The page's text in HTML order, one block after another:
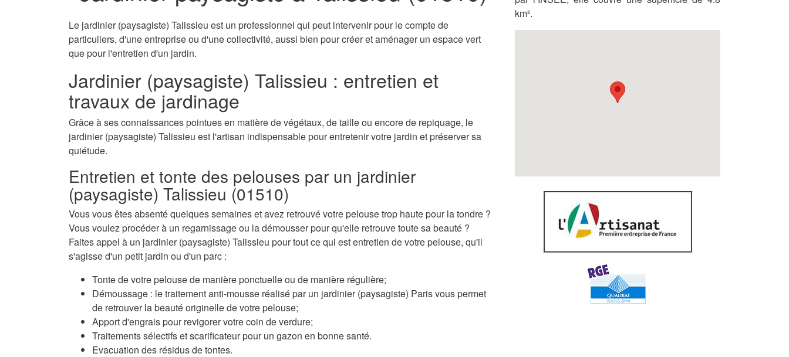
Le jardinier (paysagiste) Talissieu est un professionnel qui peut intervenir pour le compte de
particuliers, d'une entreprise ou d'une collectivité, aussi bien pour créer et aménager un espace vert
que pour l'entretien d'un jardin.
Jardinier (paysagiste) Talissieu : entretien et
travaux de jardinage
Grâce à ses connaissances pointues en matière de végétaux, de taille ou encore de repiquage, le
jardinier (paysagiste) Talissieu est l'artisan indispensable pour entretenir votre jardin et préserver sa
quiétude.
Entretien et tonte des pelouses par un jardinier
(paysagiste) Talissieu (01510)
Vous vous êtes absenté quelques semaines et avez retrouvé votre pelouse trop haute pour la tondre ?
Vous voulez procéder à un regarnissage ou la démousser pour qu'elle retrouve toute sa beauté ?
Faites appel à un jardinier (paysagiste) Talissieu pour tout ce qui est entretien de votre pelouse, qu'il
s'agisse d'un petit jardin ou d'un parc :
Tonte de votre pelouse de manière ponctuelle ou de manière régulière;
Démoussage : le traitement anti-mousse réalisé par un jardinier (paysagiste) Paris vous permet
de retrouver la beauté originelle de votre pelouse;
Apport d'engrais pour revigorer votre coin de verdure;
Traitements sélectifs et scarificateur pour un gazon en bonne santé.
Evacuation des résidus de tontes.
km².